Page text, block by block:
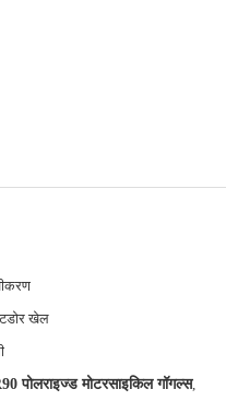
खेल
पोलराइज्ड मोटरसाइकिल गॉगल्स,